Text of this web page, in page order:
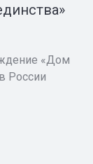
«Дом
России